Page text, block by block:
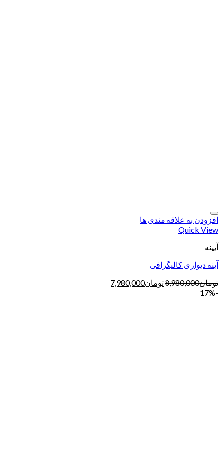
افزودن به علاقه مندی ها
Quick View
آیینه
آینه دیواری کالیگرافی
تومان8,980,000تومان7,980,000
-17%